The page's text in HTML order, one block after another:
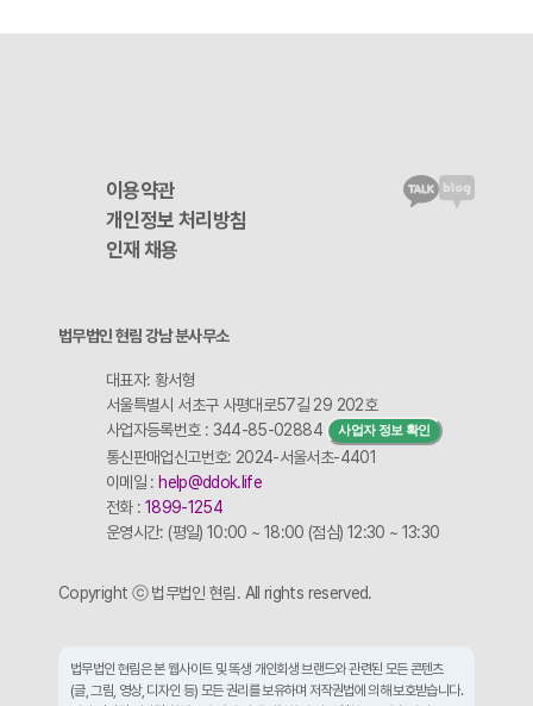
이용약관
개인정보 처리방침
인재 채용
법무법인 현림 강남 분사무소
대표자: 황서형
서울특별시 서초구 사평대로57길 29 202호
사업자등록번호 : 344-85-02884
사업자 정보 확인
통신판매업신고번호: 2024-서울서초-4401
이메일 : help@ddok.life
전화 : 1899-1254
운영시간: (평일) 10:00 ~ 18:00 (점심) 12:30 ~ 13:30
Copyright ⓒ 법무법인 현림. All rights reserved.
법무법인 현림은 본 웹사이트 및 똑생 개인회생 브랜드와 관련된 모든 콘텐츠
(글, 그림, 영상, 디자인 등) 모든 권리를 보유하며 저작권법에 의해 보호받습니다.